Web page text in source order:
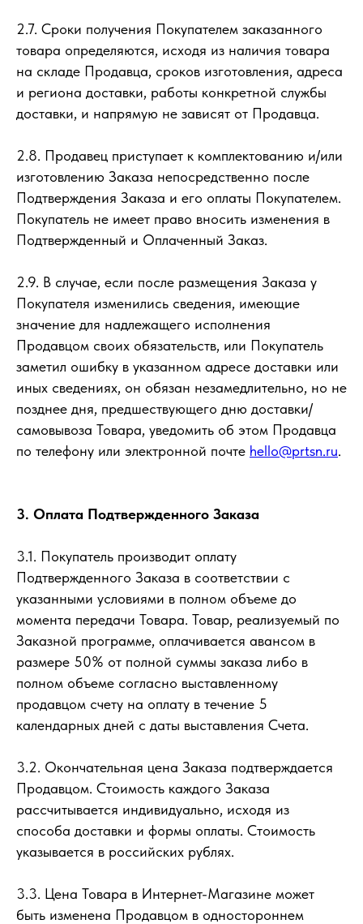
2.7. Сроки получения Покупателем заказанного
товара определяются, исходя из наличия товара
на складе Продавца, сроков изготовления, адреса
и региона доставки, работы конкретной службы
доставки, и напрямую не зависят от Продавца.
2.8. Продавец приступает к комплектованию и/или
изготовлению Заказа непосредственно после
Подтверждения Заказа и его оплаты Покупателем.
Покупатель не имеет право вносить изменения в
Подтвержденный и Оплаченный Заказ.
2.9. В случае, если после размещения Заказа у
Покупателя изменились сведения, имеющие
значение для надлежащего исполнения
Продавцом своих обязательств, или Покупатель
заметил ошибку в указанном адресе доставки или
иных сведениях, он обязан незамедлительно, но не
позднее дня, предшествующего дню доставки/
самовывоза Товара, уведомить об этом Продавца
по телефону или электронной почте hello@prtsn.ru.
3. Оплата Подтвержденного Заказа
3.1. Покупатель производит оплату
Подтвержденного Заказа в соответствии с
указанными условиями в полном объеме до
момента передачи Товара. Товар, реализуемый по
Заказной программе, оплачивается авансом в
размере 50% от полной суммы заказа либо в
полном объеме согласно выставленному
продавцом счету на оплату в течение 5
календарных дней с даты выставления Счета.
3.2. Окончательная цена Заказа подтверждается
Продавцом. Стоимость каждого Заказа
рассчитывается индивидуально, исходя из
способа доставки и формы оплаты. Стоимость
указывается в российских рублях.
3.3. Цена Товара в Интернет-Магазине может
быть изменена Продавцом в одностороннем